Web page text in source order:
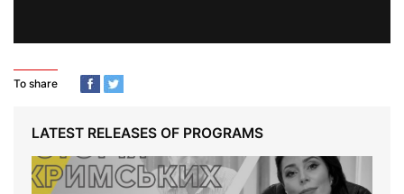
To share
LATEST RELEASES OF PROGRAMS